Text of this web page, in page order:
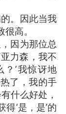
。因此当我
高。
因为那位总
力森，我不
？’我惊讶地
热了，我的手
什么好处，
‘是，是’的